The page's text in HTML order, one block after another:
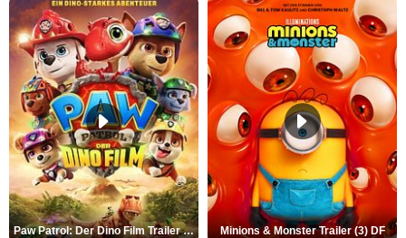
Paw Patrol: Der Dino Film Trailer (2) DF Minions & Monster Trailer (3) DF